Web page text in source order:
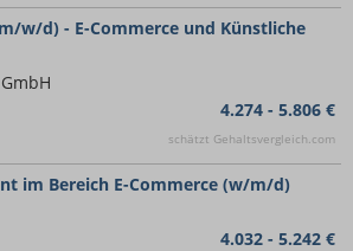
w/d) - E-Commerce und Künstliche
4.274 - 5.806 €
schätzt Gehaltsvergleich.com
im Bereich E-Commerce (w/m/d)
4.032 - 5.242 €